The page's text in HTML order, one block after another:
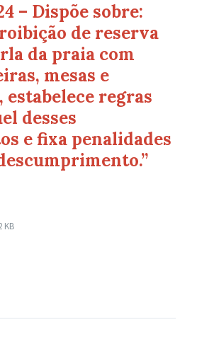
– Dispõe sobre:
de reserva
da praia com
mesas e
estabelece regras
desses
e fixa penalidades
KB